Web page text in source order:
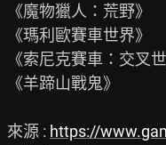
《魔物獵人：荒野》
《瑪利歐賽車世界》
《索尼克賽車：交叉世
《羊蹄山戰鬼》
來源 : https://